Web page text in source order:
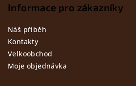
Informace pro zákazníky
Náš příběh
Kontakty
Velkoobchod
Moje objednávka